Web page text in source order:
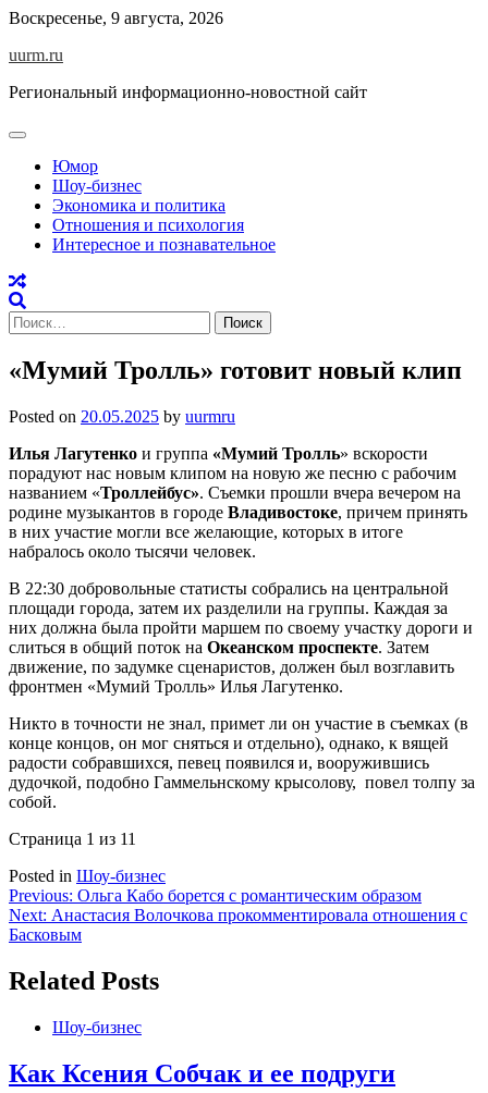
Skip
content
Воскресенье, 9 августа, 2026
uurm.ru
Региональный информационно-новостной сайт
Юмор
Шоу-бизнес
Экономика и политика
Отношения и психология
Интересное и познавательное
Найти:
«Мумий Тролль» готовит новый клип
Posted on 20.05.2025 by uurmru
Илья Лагутенко и группа «Мумий Тролль» вскорости
порадуют нас новым клипом на новую же песню с рабочим
названием «Троллейбус». Съемки прошли вчера вечером на
родине музыкантов в городе Владивостоке, причем принять
в них участие могли все желающие, которых в итоге
набралось около тысячи человек.
В 22:30 добровольные статисты собрались на центральной
площади города, затем их разделили на группы. Каждая за
них должна была пройти маршем по своему участку дороги и
слиться в общий поток на Океанском проспекте. Затем
движение, по задумке сценаристов, должен был возглавить
фронтмен «Мумий Тролль» Илья Лагутенко.
Никто в точности не знал, примет ли он участие в съемках (в
конце концов, он мог сняться и отдельно), однако, к вящей
радости собравшихся, певец появился и, вооружившись
дудочкой, подобно Гаммельнскому крысолову, повел толпу за
собой.
Страница 1 из 11
Posted in Шоу-бизнес
Навигация
по
Previous: Ольга Кабо борется с романтическим образом
Next: Анастасия Волочкова прокомментировала отношения с
Басковым
Related Posts
Шоу-бизнес
Как Ксения Собчак и ее подруги